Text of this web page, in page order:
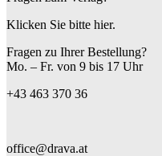
Klicken Sie bitte hier.
Fragen zu Ihrer Bestellung?
Mo. – Fr. von 9 bis 17 Uhr
+43 463 370 36
office@drava.at